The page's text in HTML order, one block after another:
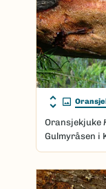
Oransjekjuke
Gulmyråsen i